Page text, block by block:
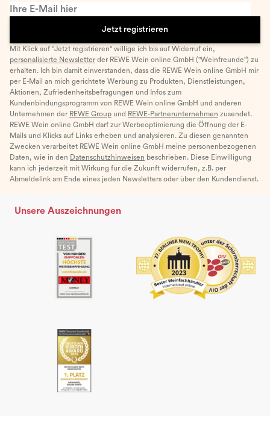
Ihre E-Mail hier
Jetzt registrieren
Mit Klick auf "Jetzt registrieren" willige ich bis auf Widerruf ein,
personalisierte Newsletter der REWE Wein online GmbH ("Weinfreunde") zu
erhalten. Ich bin damit einverstanden, dass die REWE Wein online GmbH mir
per E-Mail an mich gerichtete Werbung zu Produkten, Dienstleistungen,
Aktionen, Zufriedenheitsbefragungen und Infos zum
Kundenbindungsprogramm von REWE Wein online GmbH und anderen
Unternehmen der REWE Group und REWE-Partnerunternehmen zusendet.
REWE Wein online GmbH darf zur Werbeoptimierung die Öffnung der E-
Mails und Klicks auf Links erheben und analysieren. Zu diesen genannten
Zwecken verarbeitet REWE Wein online GmbH meine personenbezogenen
Daten, wie in den Datenschutzhinweisen beschrieben. Diese Einwilligung
kann ich jederzeit mit Wirkung für die Zukunft widerrufen, z.B. per
Abmeldelink am Ende eines jeden Newsletters oder über den Kundendienst.
Unsere Auszeichnungen